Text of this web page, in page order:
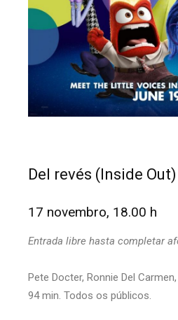
Del revés (Inside Out)
17 novembro, 18.00 h
Entrada libre hasta completar
Pete Docter, Ronnie Del
94 min. Todos os públicos.